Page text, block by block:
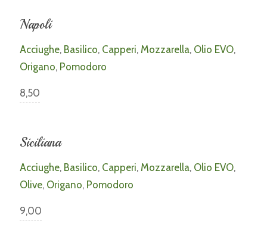
Napoli
Acciughe, Basilico, Capperi, Mozzarella, Olio EVO,
Origano, Pomodoro
8,50
Siciliana
Acciughe, Basilico, Capperi, Mozzarella, Olio EVO,
Olive, Origano, Pomodoro
9,00